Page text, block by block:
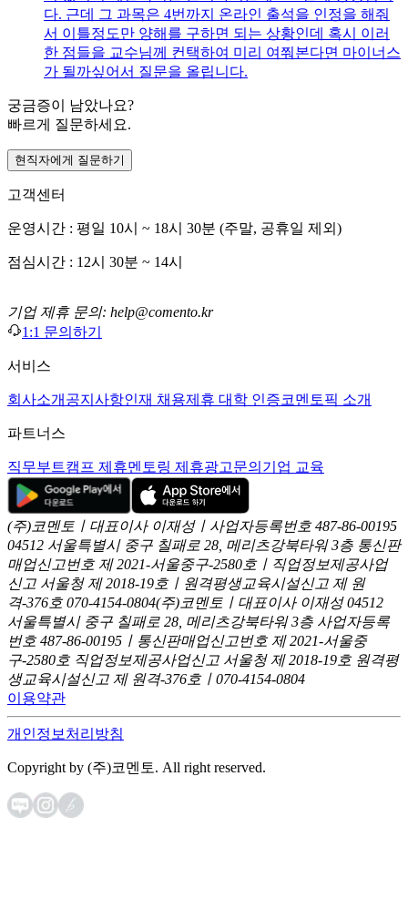
다. 근데 그 과목은 4번까지 온라인 출석을 인정을 해줘
서 이틀정도만 양해를 구하면 되는 상황인데 혹시 이러
한 점들을 교수님께 컨택하여 미리 여쭤본다면 마이너스
가 될까싶어서 질문을 올립니다.
궁금증이 남았나요?
빠르게 질문하세요.
현직자에게 질문하기
고객센터
운영시간 : 평일 10시 ~ 18시 30분 (주말, 공휴일 제외)
점심시간 : 12시 30분 ~ 14시
기업 제휴 문의: help@comento.kr
1:1 문의하기
서비스
회사소개 공지사항인재 채용제휴 대학 인증코멘토픽 소개
파트너스
직무부트캠프 제휴멘토링 제휴광고문의 기업 교육
(주)코멘토ㅣ대표이사 이재성ㅣ사업자등록번호 487-86-00195
04512 서울특별시 중구 칠패로 28, 메리츠강북타워 3층 통신판
매업신고번호 제 2021-서울중구-2580호ㅣ직업정보제공사업
신고 서울청 제 2018-19호ㅣ원격평생교육시설신고 제 원
격-376호 070-4154-0804(주)코멘토ㅣ대표이사 이재성 04512
서울특별시 중구 칠패로 28, 메리츠강북타워 3층 사업자등록
번호 487-86-00195ㅣ통신판매업신고번호 제 2021-서울중
구-2580호 직업정보제공사업신고 서울청 제 2018-19호 원격평
생교육시설신고 제 원격-376호ㅣ070-4154-0804
이용약관
개인정보처리방침
Copyright by (주)코멘토. All right reserved.